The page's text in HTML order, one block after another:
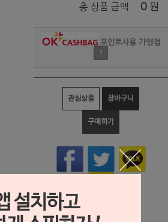
총 상품 금액 0 원
포인트사용 가맹점
?
관심상품 장바구니
구매하기